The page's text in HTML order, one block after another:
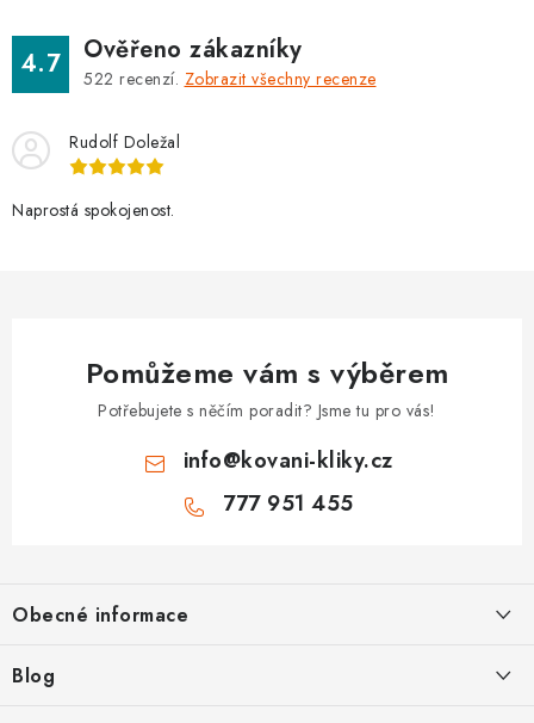
4.7 Ověřeno zákazníky
522 recenzí. Zobrazit všechny recenze
Rudolf Doležal
Naprostá spokojenost.
Pomůžeme vám s výběrem
Potřebujete s něčím poradit? Jsme tu pro vás!
info@kovani-kliky.cz
777 951 455
p
a
Obecné informace
Blog